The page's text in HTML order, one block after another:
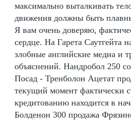
максимально выталкивать
движения должны быть
Я вам очень доверяю,
сердце. На Гарета Саутгейта
злобные английские медиа и
объяснений. Нандробол 250
Посад - Тренболон Ацетат
текущий момент фактически
кредитованию находится в
Болденон 300 продажа